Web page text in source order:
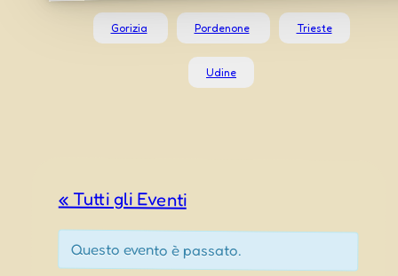
Gorizia Pordenone Trieste
Udine
« Tutti gli Eventi
Questo evento è passato.